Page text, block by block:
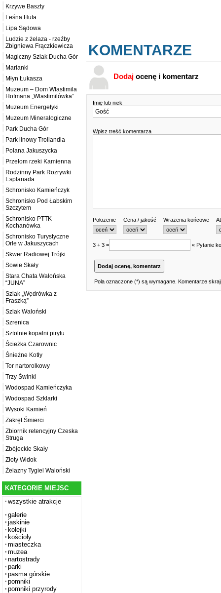
Krzywe Baszty
Leśna Huta
Lipa Sądowa
Ludzie z żelaza - rzeźby
Zbigniewa Frączkiewicza
Magiczny Szlak Ducha Gór
Marianki
Młyn Łukasza
Muzeum – Dom Wlastimila
Hofmana „Wlastimilówka”
Muzeum Energetyki
Muzeum Mineralogiczne
Park Ducha Gór
Park linowy Trollandia
Polana Jakuszycka
Przełom rzeki Kamienna
Rodzinny Park Rozrywki
Esplanada
Schronisko Kamieńczyk
Schronisko Pod Łabskim
Szczytem
Schronisko PTTK
Kochanówka
Schronisko Turystyczne
Orle w Jakuszycach
Skwer Radiowej Trójki
Sowie Skały
Stara Chata Walońska
“JUNA”
Szlak „Wędrówka z
Fraszką”
Szlak Waloński
Szrenica
Sztolnie kopalni pirytu
Ścieżka Czarownic
Śnieżne Kotły
Tor nartorolkowy
Trzy Świnki
Wodospad Kamieńczyka
Wodospad Szklarki
Wysoki Kamień
Zakręt Śmierci
Zbiornik retencyjny Czeska
Struga
Zbójeckie Skały
Złoty Widok
Żelazny Tygiel Waloński
KATEGORIE MIEJSC
wszystkie atrakcje
galerie
jaskinie
kolejki
kościoły
miasteczka
muzea
nartostrady
parki
pasma górskie
pomniki
pomniki przyrody
KOMENTARZE
Dodaj ocenę i komentarz
Imię lub nick
Wpisz treść komentarza
Położenie Cena / jakość Wrażenia końcowe
3 + 3 = « Pytanie
Pola oznaczone (*) są wymagane. Komentarze